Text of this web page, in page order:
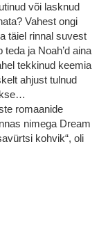
või lasknud
Vahest ongi
täiel rinnal suvest
ja Noah’d aina
tekkinud keemia
ahjust tulnud
romaanide
nimega Dream
kohvik“, oli